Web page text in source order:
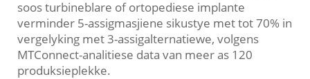
soos turbineblare of ortopediese implante
verminder 5-assigmasjiene sikustye met tot 70% in
vergelyking met 3-assigalternatiewe, volgens
MTConnect-analitiese data van meer as 120
produksieplekke.